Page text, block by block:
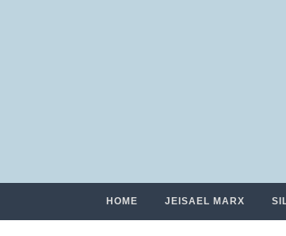
HOME JEISAEL MARX